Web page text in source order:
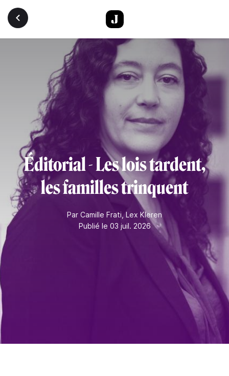
Aller au contenu principal
Éditorial - Les lois tardent,
les familles trinquent
Par Camille Frati Lex Kleren
Publié le 03 juil. 2026